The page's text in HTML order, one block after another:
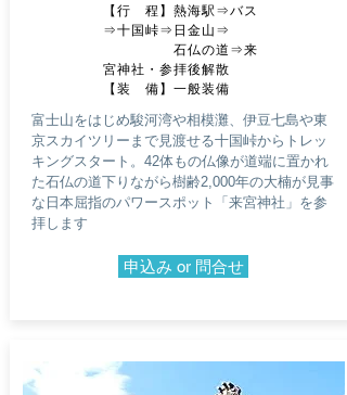
​【行 程】熱海駅⇒バス
⇒十国峠⇒日金山⇒
石仏の道⇒来
宮神社・参拝後解散
​【装 備】一般装備
富士山をはじめ駿河湾や相模灘、伊豆七島や東
京スカイツリーまで見渡せる十国峠からトレッ
キングスタート。42体もの仏像が道端に置かれ
た石仏の道下りながら樹齢2,000年の大楠が見事
な日本屈指のパワースポット「来宮神社」を参
拝します
申込み or 問合せ